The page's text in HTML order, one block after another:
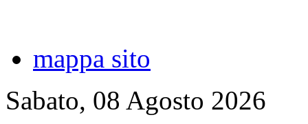
mappa sito
Sabato, 08 Agosto 2026